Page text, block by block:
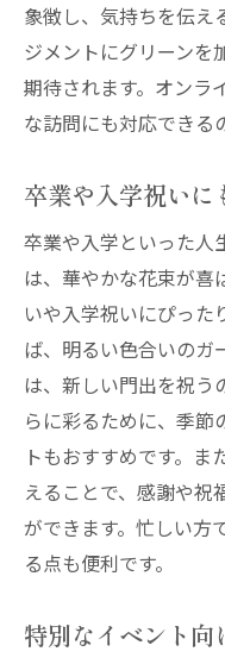
象徴し、気持ちを伝え
ジメントにグリーンを
期待されます。オンラ
な訪問にも対応できる
卒業や入学祝いに
卒業や入学といった人
は、華やかな花束が喜
いや入学祝いにぴった
ば、明るい色合いのガ
は、新しい門出を祝う
らに彩るために、季節
トもおすすめです。
えることで、感謝や祝
ができます。忙しい方
る点も便利です。
特別なイベント